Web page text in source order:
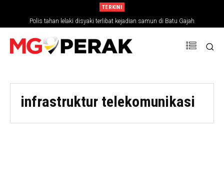
TERKINI
Polis tahan lelaki disyaki terlibat kejadian samun di Batu Gajah
infrastruktur telekomunikasi